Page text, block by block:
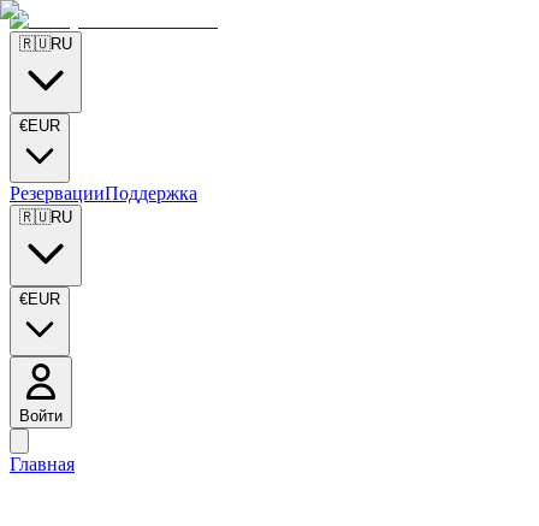
🇷🇺RU
€EUR
РезервацииПоддержка
🇷🇺RU
€EUR
Войти
Главная